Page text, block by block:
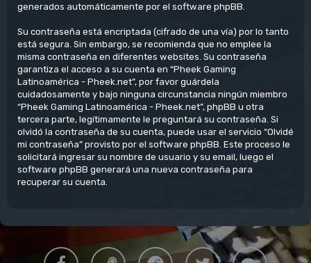
generados automáticamente por el software phpBB.
Su contraseña está encriptada (cifrado de una vía) por lo tanto
está segura. Sin embargo, se recomienda que no emplee la
misma contraseña en diferentes websites. Su contraseña
garantiza el acceso a su cuenta en “Pheek Gaming
Latinoamérica - Pheek.net”, por favor guárdela
cuidadosamente y bajo ninguna circunstancia ningún miembro
“Pheek Gaming Latinoamérica - Pheek.net”, phpBB u otra
tercera parte, legítimamente le preguntará su contraseña. Si
olvidó la contraseña de su cuenta, puede usar el servicio “Olvidé
mi contraseña” provisto por el software phpBB. Este proceso le
solicitará ingresar su nombre de usuario y su email, luego el
software phpBB generará una nueva contraseña para
recuperar su cuenta.